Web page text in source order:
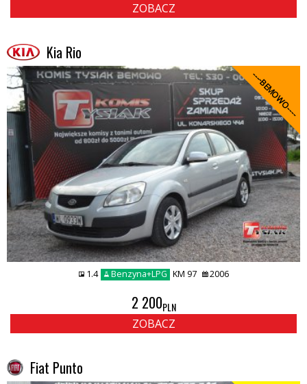
ZOBACZ
Kia Rio
----BEMOWO----
1.4 Benzyna+LPG KM 97 2006
2 200PLN
ZOBACZ
Fiat Punto